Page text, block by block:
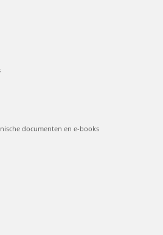
documenten en e-books